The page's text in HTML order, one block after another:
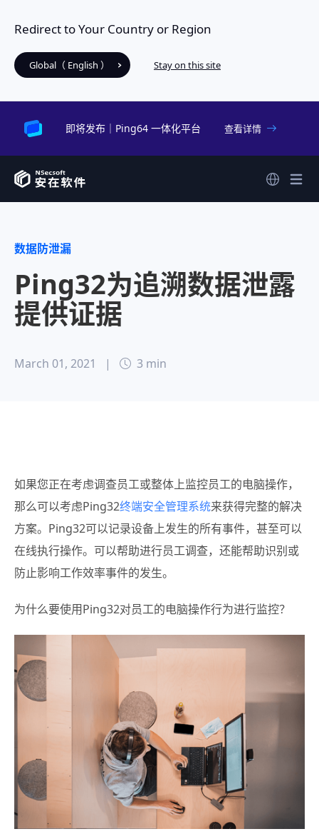
Redirect to Your Country or Region
Global（ English ） Stay on this site
即将发布｜Ping64 一体化平台 查看详情
数据防泄漏
Ping32为追溯数据泄露
提供证据
March 01, 2021 | 3 min
如果您正在考虑调查员工或整体上监控员工的电脑操作，
那么可以考虑Ping32终端安全管理系统来获得完整的解决
方案。 Ping32可以记录设备上发生的所有事件，甚至可以
在线执行操作。可以帮助进行员工调查，还能帮助识别或
防止影响工作效率事件的发生。
为什么要使用Ping32对员工的电脑操作行为进行监控？